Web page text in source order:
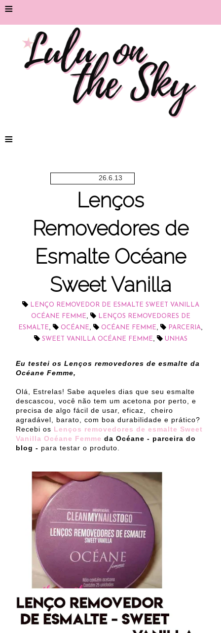
≡
≡
26.6.13
Lenços
Removedores de
Esmalte Océane
Sweet Vanilla
LENÇO REMOVEDOR DE ESMALTE SWEET VANILLA
OCÉANE FEMME,
LENÇOS REMOVEDORES DE
ESMALTE, OCÉANE, OCÉANE FEMME, PARCERIA,
SWEET VANILLA OCÉANE FEMME, UNHAS
Eu testei os Lenços removedores de esmalte da
Océane Femme,
Olá, Estrelas! Sabe aqueles dias que seu esmalte
descascou, você não tem um acetona por perto, e
precisa de algo fácil de usar, eficaz, cheiro
agradável, barato, com boa durabilidade e prático?
Recebi os Lenços removedores de esmalte Sweet
Vanilla Océane Femme da Océane - parceira do
blog - para testar o produto.